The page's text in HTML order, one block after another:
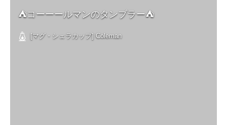
⛺️コーーールマンのタンブラー⛺️
[マグ・シェラカップ] Coleman